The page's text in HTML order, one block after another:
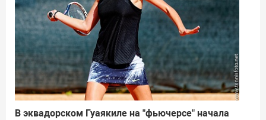
В эквадорском Гуаякиле на "фьючерсе" начала